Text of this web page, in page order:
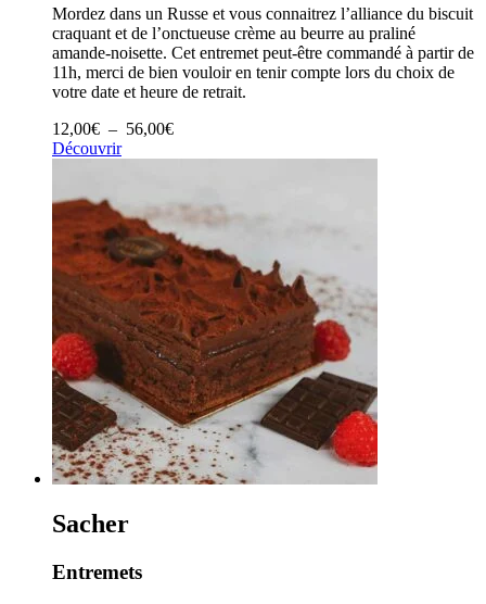
Mordez dans un Russe et vous connaitrez l’alliance du biscuit
craquant et de l’onctueuse crème au beurre au praliné
amande-noisette. Cet entremet peut-être commandé à partir de
11h, merci de bien vouloir en tenir compte lors du choix de
votre date et heure de retrait.
12,00€ – 56,00€Plage
à
56,00€
Découvrir
Sacher
Entremets